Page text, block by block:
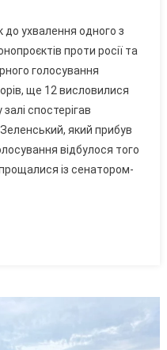
ухвалення одного з
проти росії та
голосування
ще 12 висловилися
спостерігав
який прибув
відбулося того
із сенатором-